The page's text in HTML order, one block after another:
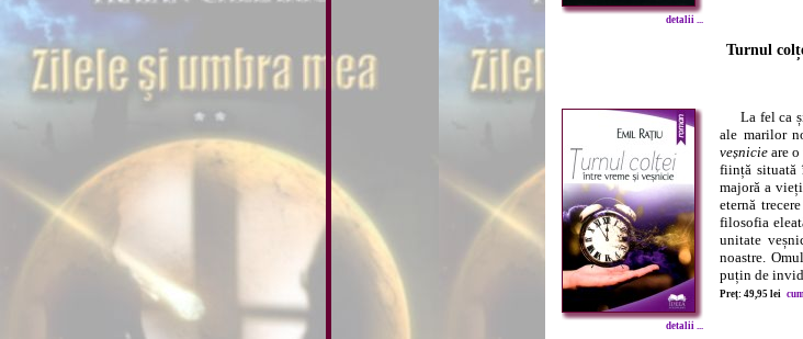
detalii ...
Turnul
detalii ...
La fel ca și
ale marilor
veșnicie are
ființă situată
majoră a
eternă
filosofia
unitate
noastre.
puțin de
Preț: 49,95 lei